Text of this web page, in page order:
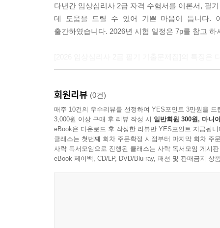
다년간 임상심리사 2급 자격 수험서를 이론서, 필
데 도움을 드릴 수 있어 기쁜 마음이 듭니다.
출간하였습니다. 2026년 시험 일정은 7p를 참고 하
둘째 기출문제의 오답 정리로 필기시험 문제를 온
셋째 [실력 다지기], [심화] 등의 보충적인 이론 내
마지막으로 나눔복지교육원(www.hrd-
회원리뷰 (0건)
매주 10건의 우수리뷰를 선정하여 YES포인트 3만원을 드
3,000원 이상 구매 후 리뷰 작성 시 일반회원 300원, 마니
eBook은 다운로드 후 작성한 리뷰만 YES포인트 지급됩니
클래스는 첫번째 회차 주문확정 시점부터 마지막 회차 주
사락 독서모임으로 진행된 클래스는 사락 독서모임 게시
eBook 페이백, CD/LP, DVD/Blu-ray, 패션 및 판매금지 상